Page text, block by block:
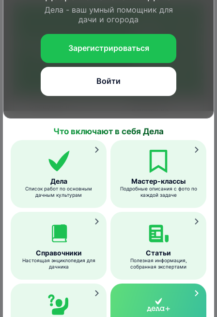
Обрабатываемая
Вредитель
Спо­соб,
осо­бен­
при­ме­не­
ме­
ния
земляника,
картофель
глубину
3-5 см в
период
Совместимость
Запрещено использование препарата
вместе с другими ядохимикатами,
предназначенными для борьбы с
вредителями растений.
Внесение гранул не совмещают с
использованием минеральных удобрений.
Дела - ваш умный помощник для
дачи и огорода
Зарегистрироваться
Войти
Что включают в себя Дела
Дела
Список работ по основным
дачным культурам
Мастер-классы
Подробные описания с фото по
каждой задаче
Справочники
Настоящая энциклопедия для
дачника
Статьи
Полезная информация,
собранная экспертами